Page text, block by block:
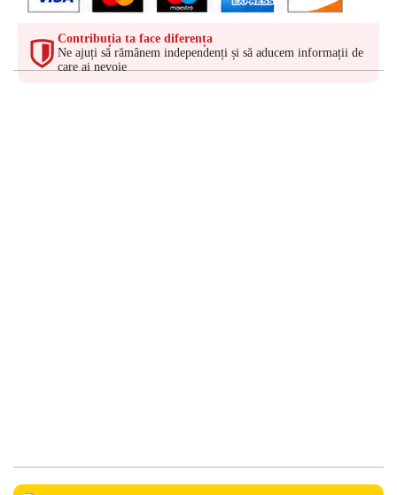
Contribuția ta face diferența
Ne ajuți să rămânem independenți și să aducem informații de
care ai nevoie